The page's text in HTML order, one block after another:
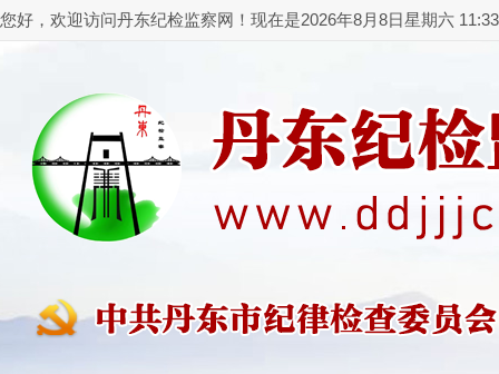
您好，欢迎访问丹东纪检监察网！现在是2026年8月8日星期六